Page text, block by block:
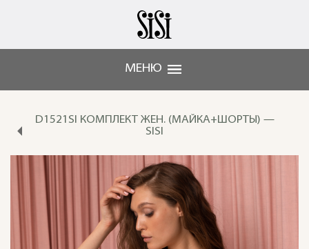
МЕНЮ
D1521SI КОМПЛЕКТ ЖЕН. (МАЙКА+ШОРТЫ) —
SISI